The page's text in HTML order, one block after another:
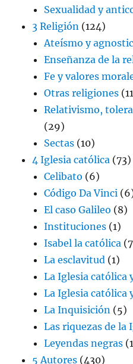
Sexualidad y
3 Religión (124)
Ateísmo y
Enseñanza de la
Fe y valores
Otras religiones
Relativismo,
(29)
Sectas (10)
4 Iglesia católica (73)
Celibato (6)
Código Da Vinci
El caso Galileo (8)
Instituciones (1)
Isabel la católica
La esclavitud (1)
La Iglesia católica
La Iglesia católica
La Inquisición (5)
Las riquezas de la
Leyendas negras
5 Autores (430)